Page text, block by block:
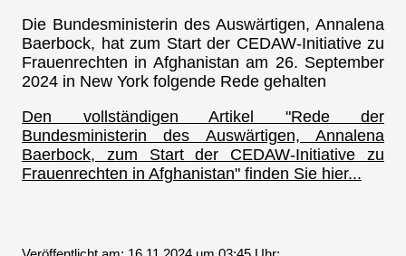
Die Bundesministerin des Auswärtigen, Annalena
Baerbock, hat zum Start der CEDAW-Initiative zu
Frauenrechten in Afghanistan am 26. September
2024 in New York folgende Rede gehalten
Den vollständigen Artikel "Rede der
Bundesministerin des Auswärtigen, Annalena
Baerbock, zum Start der CEDAW-Initiative zu
Frauenrechten in Afghanistan" finden Sie hier...